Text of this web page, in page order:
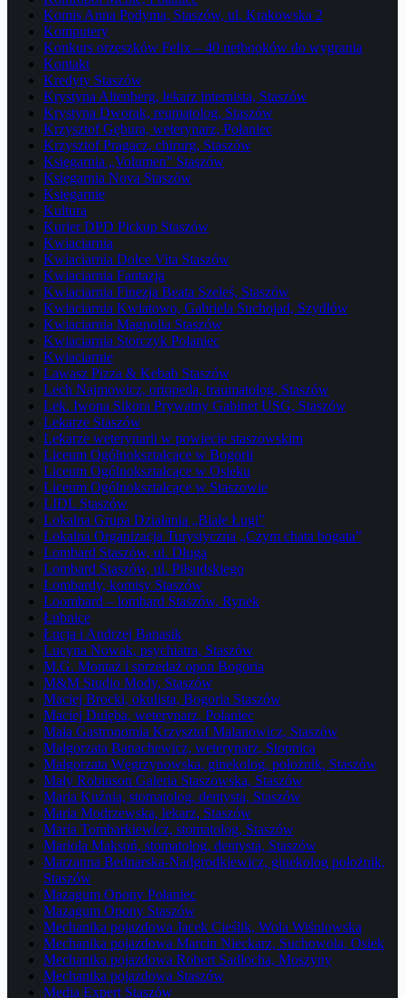
Komis Anna Podyma, Staszów, ul. Krakowska 2
Komputery
Konkurs orzeszków Felix – 40 netbooków do wygrania
Kontakt
Kredyty Staszów
Krystyna Altenberg, lekarz internista, Staszów
Krystyna Dworak, reumatolog, Staszów
Krzysztof Gębura, weterynarz, Połaniec
Krzysztof Pragacz, chirurg, Staszów
Księgarnia „Volumen” Staszów
Księgarnia Nova Staszów
Księgarnie
Kultura
Kurier DPD Pickup Staszów
Kwiaciarnia
Kwiaciarnia Dolce Vita Staszów
Kwiaciarnia Fantazja
Kwiaciarnia Finezja Beata Szeleś, Staszów
Kwiaciarnia Kwiatowo, Gabriela Suchojad, Szydłów
Kwiaciarnia Magnolia Staszów
Kwiaciarnia Storczyk Połaniec
Kwiaciarnie
Lawasz Pizza & Kebab Staszów
Lech Najmowicz, ortopeda, traumatolog, Staszów
Lek. Iwona Sikora Prywatny Gabinet USG, Staszów
Lekarze Staszów
Lekarze weterynarii w powiecie staszowskim
Liceum Ogólnokształcące w Bogorii
Liceum Ogólnokształcące w Osieku
Liceum Ogólnokształcące w Staszowie
LIDL Staszów
Lokalna Grupa Działania „Białe Ługi”
Lokalna Organizacja Turystyczna „Czym chata bogata”
Lombard Staszów, ul. Długa
Lombard Staszów, ul. Piłsudskiego
Lombardy, komisy Staszów
Loombard – lombard Staszów, Rynek
Łubnice
Łucja i Andrzej Banasik
Lucyna Nowak, psychiatra, Staszów
M.G. Montaż i sprzedaż opon Bogoria
M&M Studio Mody, Staszów
Maciej Brocki, okulista, Bogoria Staszów
Maciej Dulęba, weterynarz, Połaniec
Mała Gastronomia Krzysztof Malanowicz, Staszów
Małgorzata Banachewicz, weterynarz, Stopnica
Małgorzata Węgrzynowska, ginekolog, położnik, Staszów
Mały Robinson Galeria Staszowska, Staszów
Maria Kuźnia, stomatolog, dentysta, Staszów
Maria Modrzewska, lekarz, Staszów
Maria Tombarkiewicz, stomatolog, Staszów
Mariola Maksoń, stomatolog, dentysta, Staszów
Marzanna Bednarska-Nadgrodkiewicz, ginekolog położnik,
Staszów
Mazagum Opony Połaniec
Mazagum Opony Staszów
Mechanika pojazdowa Jacek Cieślik, Wola Wiśniowska
Mechanika pojazdowa Marcin Nieckarz, Suchowola, Osiek
Mechanika pojazdowa Robert Sadłocha, Moszyny
Mechanika pojazdowa Staszów
Media Expert Staszów